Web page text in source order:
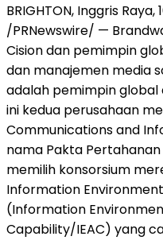
BRIGHTON, Inggris Raya,
/PRNewswire/ —
Cision dan pemimpin
dan manajemen media
adalah pemimpin global
ini kedua perusahaan
Communications and
nama Pakta
memilih konsorsium
Information
(Information
Capability/IEAC) yang